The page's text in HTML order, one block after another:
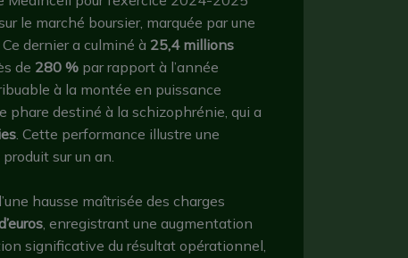
le marché boursier, marquée par une
dernier a culminé à 25,4 millions
de 280 % par rapport à l’année
à la montée en puissance
phare destiné à la schizophrénie, qui a
. Cette performance illustre une
sur un an.
hausse maîtrisée des charges
, enregistrant une augmentation
significative du résultat opérationnel,